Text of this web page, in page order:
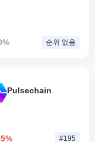
순위 없음
Pulsechain
#195